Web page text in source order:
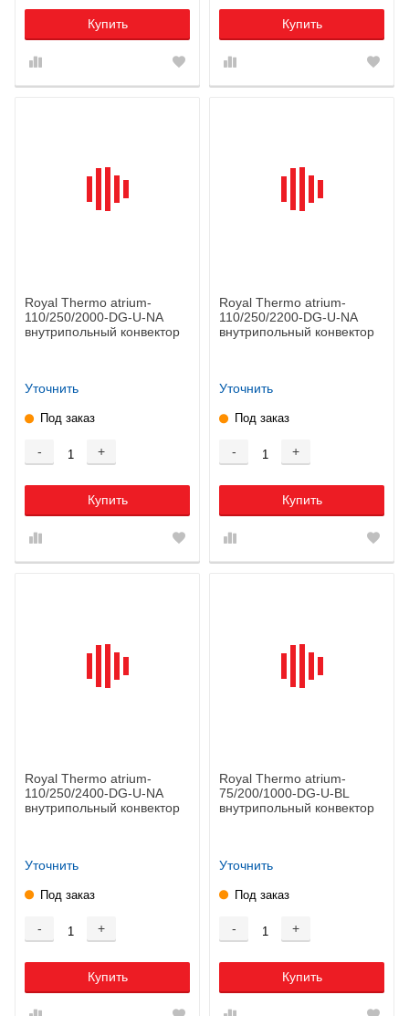
Купить Купить
Royal Thermo atrium-
110/250/2000-DG-U-NA
внутрипольный конвектор
Уточнить
Под заказ
- +
Купить
Royal Thermo atrium-
110/250/2200-DG-U-NA
внутрипольный конвектор
Уточнить
Под заказ
- +
Купить
Royal Thermo atrium-
110/250/2400-DG-U-NA
внутрипольный конвектор
Уточнить
Под заказ
- +
Купить
Royal Thermo atrium-
75/200/1000-DG-U-BL
внутрипольный конвектор
Уточнить
Под заказ
- +
Купить